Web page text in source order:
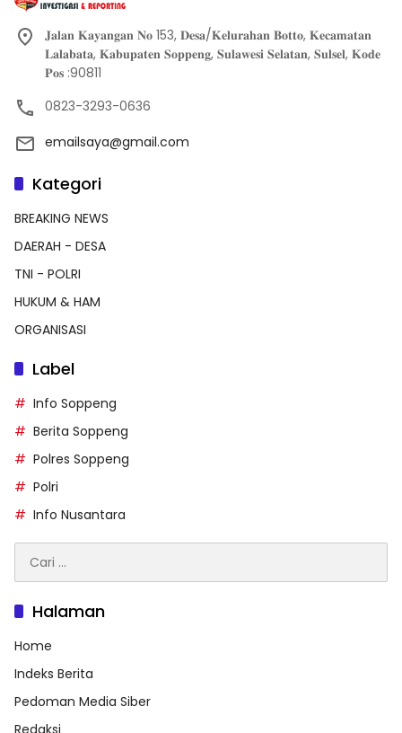
𝐉𝐚𝐥𝐚𝐧 𝐊𝐚𝐲𝐚𝐧𝐠𝐚𝐧 𝐍𝐨 153, 𝐃𝐞𝐬𝐚/𝐊𝐞𝐥𝐮𝐫𝐚𝐡𝐚𝐧 𝐁𝐨𝐭𝐭𝐨, 𝐊𝐞𝐜𝐚𝐦𝐚𝐭𝐚𝐧
𝐋𝐚𝐥𝐚𝐛𝐚𝐭𝐚, 𝐊𝐚𝐛𝐮𝐩𝐚𝐭𝐞𝐧 𝐒𝐨𝐩𝐩𝐞𝐧𝐠, 𝐒𝐮𝐥𝐚𝐰𝐞𝐬𝐢 𝐒𝐞𝐥𝐚𝐭𝐚𝐧, 𝐒𝐮𝐥𝐬𝐞𝐥, 𝐊𝐨𝐝𝐞
𝐏𝐨𝐬 :90811
0823-3293-0636
emailsaya@gmail.com
Kategori
BREAKING NEWS
DAERAH - DESA
TNI - POLRI
HUKUM & HAM
ORGANISASI
Label
Info Soppeng
Berita Soppeng
Polres Soppeng
Polri
Info Nusantara
untuk:
Halaman
Home
Indeks Berita
Pedoman Media Siber